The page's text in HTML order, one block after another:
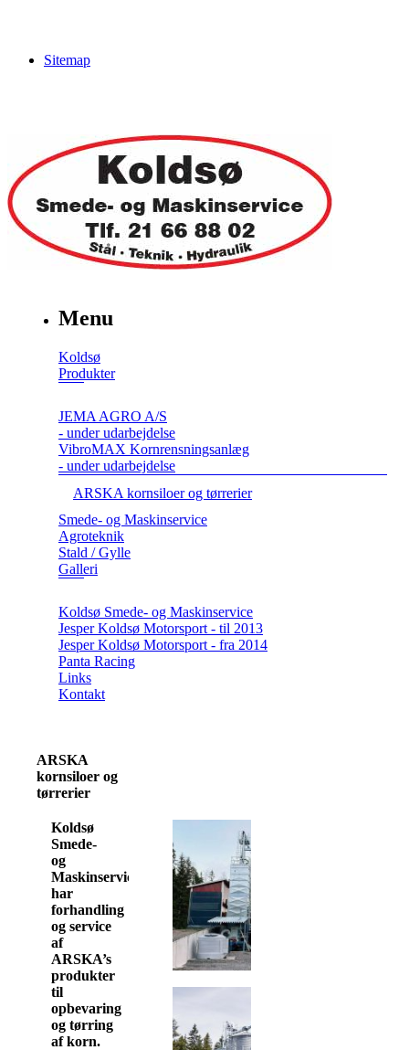
Sitemap
Menu
Koldsø
Produkter
JEMA AGRO A/S
- under udarbejdelse
VibroMAX Kornrensningsanlæg
- under udarbejdelse
ARSKA kornsiloer og tørrerier
Smede- og Maskinservice
Agroteknik
Stald / Gylle
Galleri
Koldsø Smede- og Maskinservice
Jesper Koldsø Motorsport - til 2013
Jesper Koldsø Motorsport - fra 2014
Panta Racing
Links
Kontakt
ARSKA
kornsiloer og
tørrerier
Koldsø
Smede-
og
Maskinservice
har
forhandling
og service
af
ARSKA’s
produkter
til
opbevaring
og tørring
af korn.